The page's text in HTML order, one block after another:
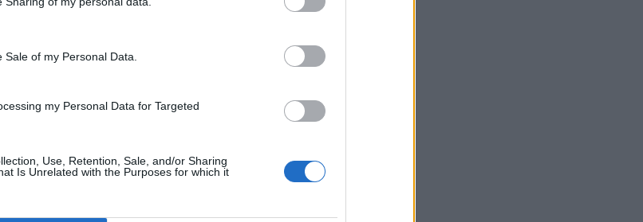
of my Personal Data.
my Personal Data for Targeted
Use, Retention, Sale, and/or Sharing
Is Unrelated with the Purposes for which it
ο Πασχάλης, ο Ρόμπερτ Ουίλλιαμς και η Μαριάννα Τόλη ήταν
μεταμφιέσεις» στην ΥΕΝΕΔ.